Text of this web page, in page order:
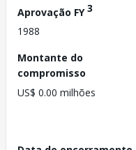
Aprovação FY3
1988
Montante do
compromisso
US$ 0.00 milhões